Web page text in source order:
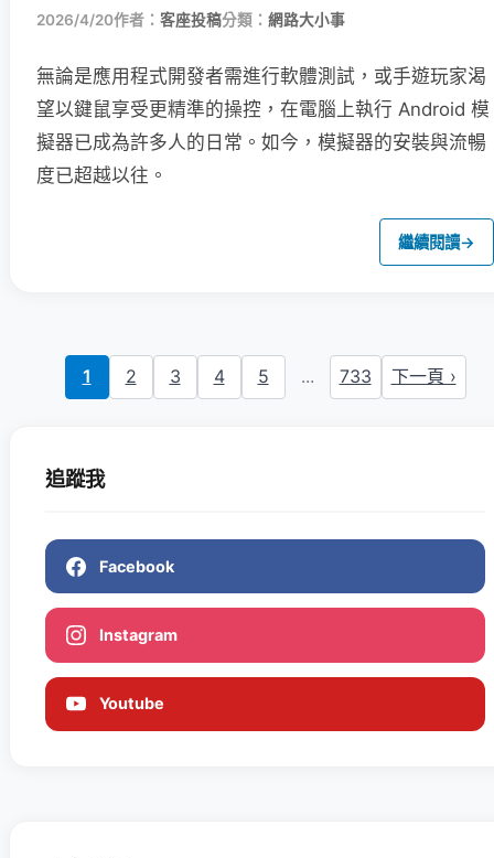
2026/4/20作者： 客座投稿分類： 網路大小事
無論是應用程式開發者需進行軟體測試，或手遊玩家渴
望以鍵鼠享受更精準的操控，在電腦上執行 Android 模
擬器已成為許多人的日常。如今，模擬器的安裝與流暢
度已超越以往。
繼續閱讀→
1 2 3 4 5 ... 733 下一頁 ›
追蹤我
Facebook
Instagram
Youtube